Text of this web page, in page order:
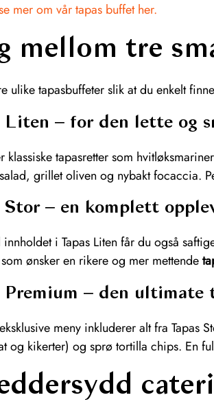
mer om vår tapas buffet her.
mellom tre
ulike tapasbuffeter slik at du enkelt
Liten – for den lette og
klassiske tapasretter som
grillet oliven og nybakt focaccia.
Stor – en komplett
i Tapas Liten får du også
ønsker en rikere og mer mettende
Premium – den ultimate
meny inkluderer alt fra Tapas
og kikerter) og sprø tortilla chips. En